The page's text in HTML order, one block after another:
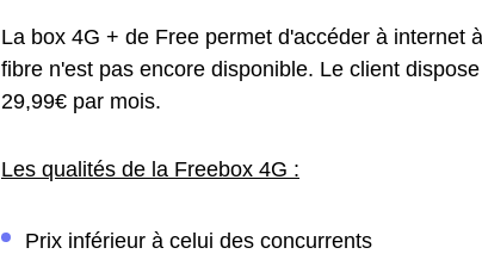
La box 4G + de Free permet d'accéder à internet
fibre n'est pas encore disponible. Le client
29,99€ par mois.
Les qualités de la Freebox 4G :
Prix inférieur à celui des concurrents